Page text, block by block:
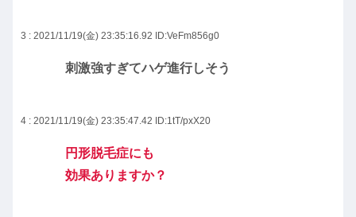
3 : 2021/11/19(金) 23:35:16.92 ID:VeFm856g0
刺激強すぎてハゲ進行しそう
4 : 2021/11/19(金) 23:35:47.42 ID:1tT/pxX20
円形脱毛症にも
効果ありますか？